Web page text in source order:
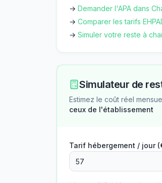
→ Demander l'APA dans
→ Comparer les tarifs
→ Simuler votre reste à
Simulateur de
Estimez le coût réel
ceux de l'établissement
Tarif hébergement / jour